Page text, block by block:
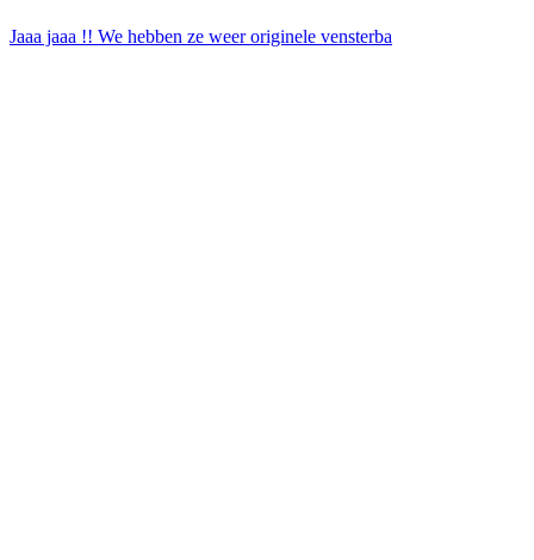
Jaaa jaaa !! We hebben ze weer originele vensterba